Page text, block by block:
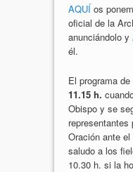
AQUÍ os
oficial de la
anunciándolo y
él.
El programa
11.15 h.
Obispo y se
representantes
Oración ante
saludo a los
10.30 h. si la